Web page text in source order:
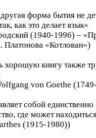
форма бытия не
как это делает язык»
(1940-1996) –
Платонова «Котлован»)
хорошую книгу также
von Goethe
собой
где может
(1915-1980))